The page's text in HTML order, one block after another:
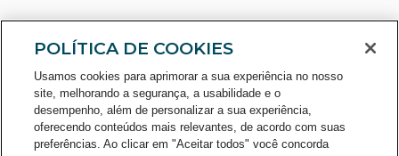
CONSULTE O CADASTRO NO
POLÍTICA DE COOKIES
Usamos cookies para aprimorar a sua experiência no nosso
site, melhorando a segurança, a usabilidade e o
desempenho, além de personalizar a sua experiência,
oferecendo conteúdos mais relevantes, de acordo com suas
preferências. Ao clicar em "Aceitar todos" você concorda